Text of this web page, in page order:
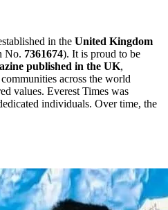
in the United Kingdom
No. 7361674). It is proud to be
published in the UK,
across the world
values. Everest Times was
individuals. Over time, the